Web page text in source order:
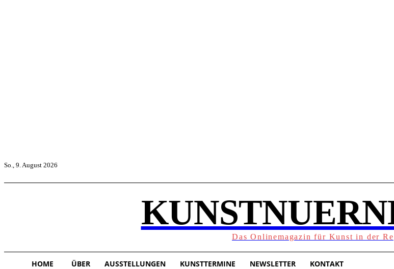
So., 9. August 2026
Das Onlinemagazin für Kunst in der
HOME ÜBER AUSSTELLUNGEN KUNSTTERMINE NEWSLETTER KONTAKT